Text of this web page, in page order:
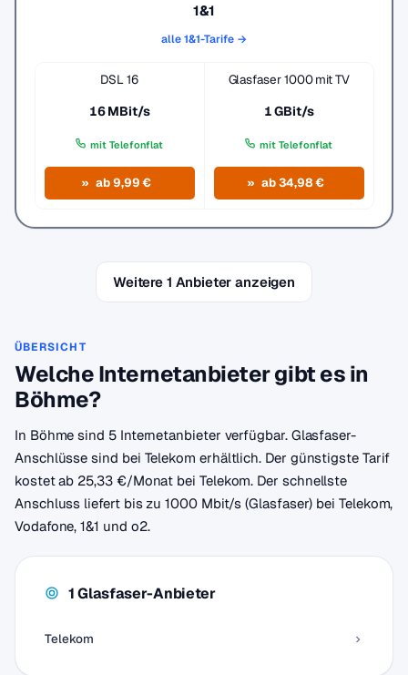
1&1
alle 1&1-Tarife →
DSL 16
16 MBit/s
mit Telefonflat
ab 9,99 €
Glasfaser 1000 mit TV
1 GBit/s
mit Telefonflat
ab 34,98 €
Weitere 1 Anbieter anzeigen
ÜBERSICHT
Welche Internetanbieter gibt es in
Böhme?
In Böhme sind 5 Internetanbieter verfügbar. Glasfaser-
Anschlüsse sind bei Telekom erhältlich. Der günstigste Tarif
kostet ab 25,33 €/Monat bei Telekom. Der schnellste
Anschluss liefert bis zu 1000 Mbit/s (Glasfaser) bei Telekom,
Vodafone, 1&1 und o2.
1 Glasfaser-Anbieter
Telekom